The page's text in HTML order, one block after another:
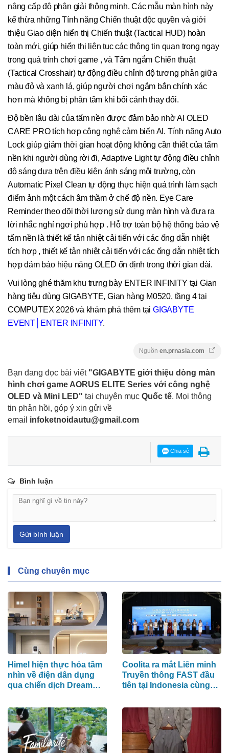
nâng cấp độ phân giải thông minh. Các mẫu màn hình này
kế thừa những Tính năng Chiến thuật độc quyền và giới
thiệu Giao diện hiển thị Chiến thuật (Tactical HUD) hoàn
toàn mới, giúp hiển thị liên tục các thông tin quan trọng ngay
trong quá trình chơi game , và Tâm ngắm Chiến thuật
(Tactical Crosshair) tự động điều chỉnh độ tương phản giữa
màu đỏ và xanh lá, giúp người chơi ngắm bắn chính xác
hơn mà không bị phân tâm khi bối cảnh thay đổi.
Độ bền lâu dài của tấm nền được đảm bảo nhờ AI OLED
CARE PRO tích hợp công nghệ cảm biến AI. Tính năng Auto
Lock giúp giảm thời gian hoạt động không cần thiết của tấm
nền khi người dùng rời đi, Adaptive Light tự động điều chỉnh
độ sáng dựa trên điều kiện ánh sáng môi trường, còn
Automatic Pixel Clean tự động thực hiện quá trình làm sạch
điểm ảnh một cách âm thầm ở chế độ nền. Eye Care
Reminder theo dõi thời lượng sử dụng màn hình và đưa ra
lời nhắc nghỉ ngơi phù hợp . Hỗ trợ toàn bộ hệ thống bảo vệ
tấm nền là thiết kế tản nhiệt cải tiến với các ống dẫn nhiệt
tích hợp , thiết kế tản nhiệt cải tiến với các ống dẫn nhiệt tích
hợp đảm bảo hiệu năng OLED ổn định trong thời gian dài.
Vui lòng ghé thăm khu trưng bày ENTER INFINITY tại Gian
hàng tiêu dùng GIGABYTE, Gian hàng M0520, tầng 4 tại
COMPUTEX 2026 và khám phá thêm tại GIGABYTE
EVENT│ENTER INFINITY.
Nguồn en.prnasia.com
Bạn đang đọc bài viết "GIGABYTE giới thiệu dòng màn
hình chơi game AORUS ELITE Series với công nghệ
OLED và Mini LED" tại chuyên mục Quốc tế. Mọi thông
tin phản hồi, góp ý xin gửi về
email infoketnoidautu@gmail.com
Chia sẻ
Bình luận
Gửi bình luận
Cùng chuyên mục
Himel hiện thực hóa tầm
nhìn về điện dân dụng
qua chiến dịch Dream
Coolita ra mắt Liên minh
Truyền thông FAST đầu
tiên tại Indonesia cùng
đầu